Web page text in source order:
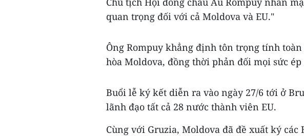
quan trọng đối với cả Moldova và EU."
Ông Rompuy khẳng định tôn trọng tính
hòa Moldova, đồng thời phản đối mọi sức
Buổi lễ ký kết diễn ra vào ngày 27/6 tới ở
lãnh đạo tất cả 28 nước thành viên EU.
Cùng với Gruzia, Moldova đã đề xuất ký